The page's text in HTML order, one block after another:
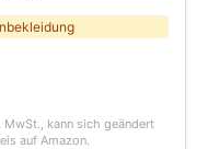
MwSt., kann sich geändert
auf Amazon.